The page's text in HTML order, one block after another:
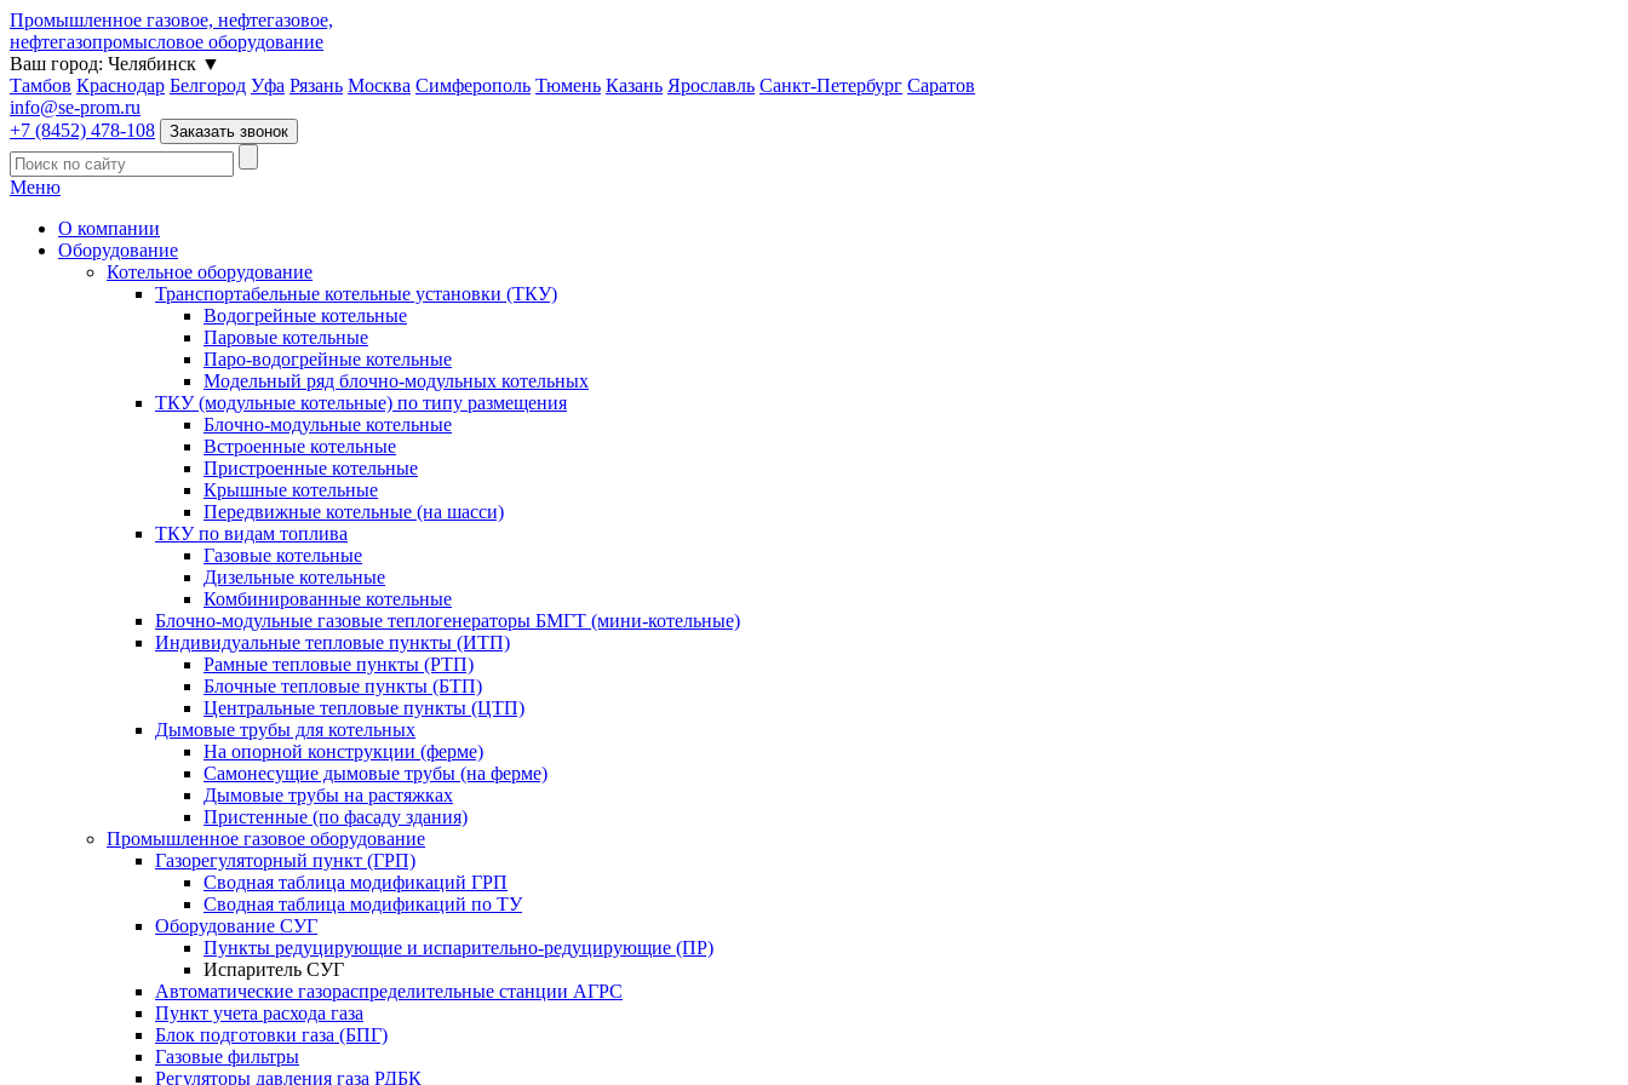
Промышленное газовое, нефтегазовое,
нефтегазопромысловое оборудование
Ваш город: Челябинск ▼
Тамбов Краснодар Белгород Уфа Рязань Москва Симферополь Тюмень Казань Ярославль Санкт-Петербург Саратов
info@se-prom.ru
+7 (8452) 478-108
Заказать звонок
Меню
О компании
Оборудование
Котельное оборудование
Транспортабельные котельные установки (ТКУ)
Водогрейные котельные
Паровые котельные
Паро-водогрейные котельные
Модельный ряд блочно-модульных котельных
ТКУ (модульные котельные) по типу размещения
Блочно-модульные котельные
Встроенные котельные
Пристроенные котельные
Крышные котельные
Передвижные котельные (на шасси)
ТКУ по видам топлива
Газовые котельные
Дизельные котельные
Комбинированные котельные
Блочно-модульные газовые теплогенераторы БМГТ (мини-котельные)
Индивидуальные тепловые пункты (ИТП)
Рамные тепловые пункты (РТП)
Блочные тепловые пункты (БТП)
Центральные тепловые пункты (ЦТП)
Дымовые трубы для котельных
На опорной конструкции (ферме)
Самонесущие дымовые трубы (на ферме)
Дымовые трубы на растяжках
Пристенные (по фасаду здания)
Промышленное газовое оборудование
Газорегуляторный пункт (ГРП)
Сводная таблица модификаций ГРП
Сводная таблица модификаций по ТУ
Оборудование СУГ
Пункты редуцирующие и испарительно-редуцирующие (ПР)
Испаритель СУГ
Автоматические газораспределительные станции АГРС
Пункт учета расхода газа
Блок подготовки газа (БПГ)
Газовые фильтры
Регуляторы давления газа РДБК